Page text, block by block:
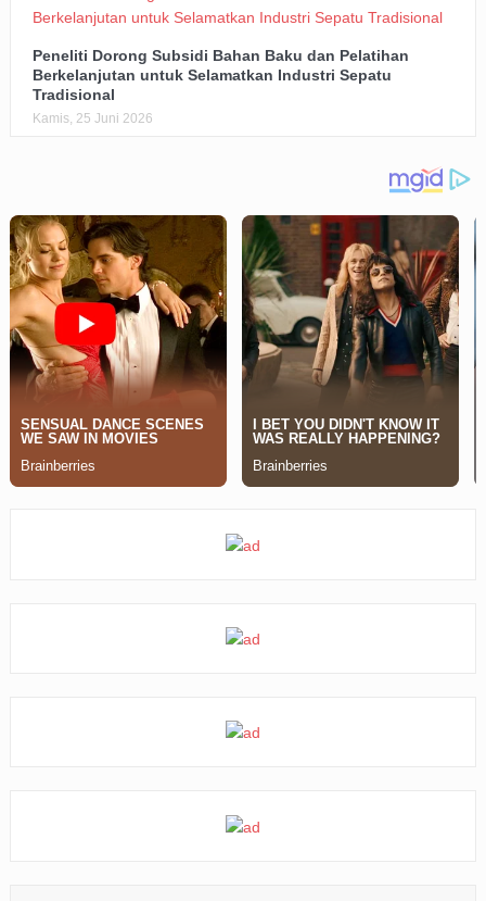
Peneliti Dorong Subsidi Bahan Baku dan Pelatihan
Berkelanjutan untuk Selamatkan Industri Sepatu
Tradisional
Kamis, 25 Juni 2026